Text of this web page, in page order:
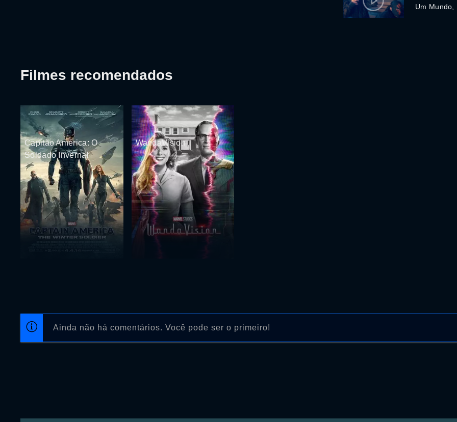
Um Mundo,
Ainda não há comentários. Você pode ser o primeiro!
Filmes recomendados
Capitão América: O
Soldado Invernal
WandaVision